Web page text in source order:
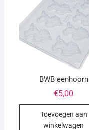
BWB eenhoorn
€5,00
Toevoegen aan
winkelwagen